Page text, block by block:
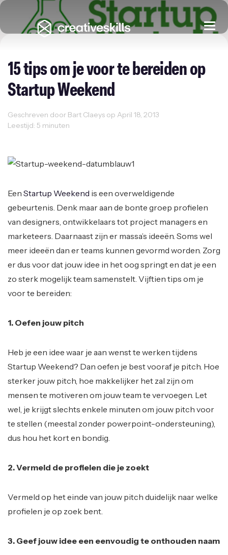
15 tips om je voor te bereiden op
Startup Weekend
Geschreven door Bart Claeys op April 18, 2013
Leestijd: 5 minuten
Een Startup Weekend is een overweldigende
gebeurtenis. Denk maar aan de bonte groep profielen
van designers, ontwikkelaars tot project managers en
marketeers. Daarnaast zijn er massa’s ideeën. Soms wel
meer ideeën dan er teams kunnen gevormd worden. Zorg
er dus voor dat jouw idee in het oog springt en dat je een
zo sterk mogelijk team samenstelt. Vijftien tips om je
voor te bereiden:
1. Oefen jouw pitch
Heb je een idee waar je aan wenst te werken tijdens
Startup Weekend? Dan oefen je best vooraf je pitch. Hoe
sterker jouw pitch, hoe makkelijker het zal zijn om
mensen te motiveren om jouw team te vervoegen. Let
wel, je krijgt slechts enkele minuten om jouw pitch voor
te stellen (meestal zonder powerpoint-ondersteuning),
dus hou het kort en bondig.
2. Vermeld de profielen die je zoekt
Vermeld op het einde van jouw pitch duidelijk naar welke
profielen je op zoek bent.
3. Geef jouw idee een eenvoudig te onthouden naam